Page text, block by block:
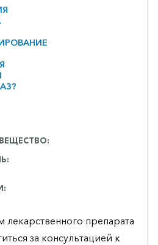
препарата
за консультацией к